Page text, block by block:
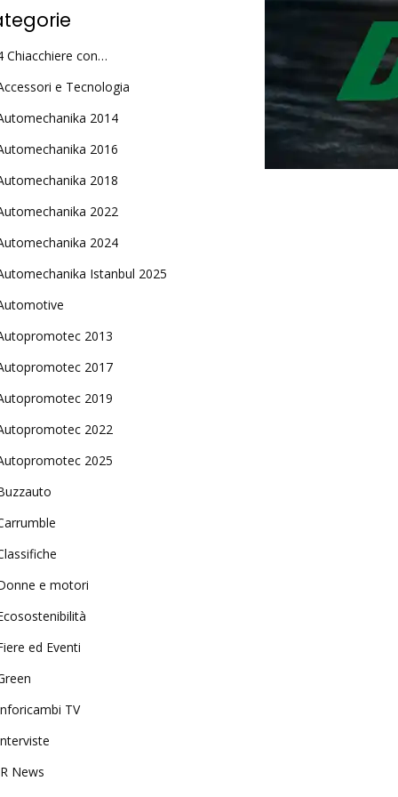
Chiacchiere con…
e Tecnologia
2014
2016
2018
2022
2024
Istanbul 2025
2013
2017
2019
2022
2025
e motori
ed Eventi
TV
News